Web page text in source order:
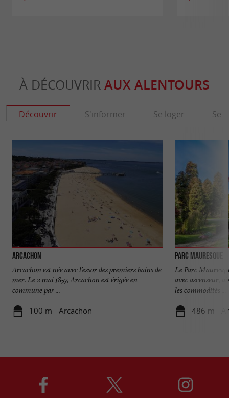
À DÉCOUVRIR AUX ALENTOURS
Découvrir S'informer Se loger Se
Arcachon
Arcachon est née avec l’essor des premiers bains de
mer. Le 2 mai 1857, Arcachon est érigée en
commune par ...
100 m - Arcachon
Parc Mauresque
Le Parc
avec ascenseur,
les commodités ...
486 m -